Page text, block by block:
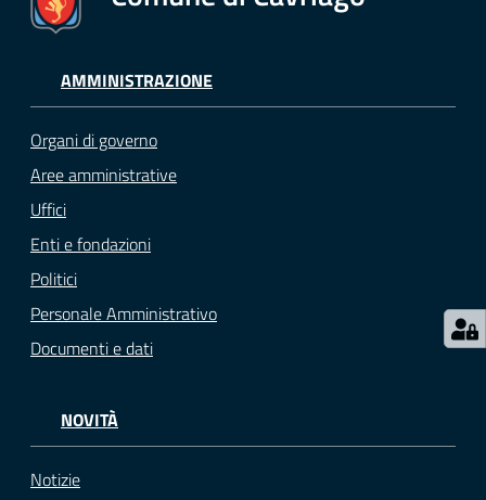
M
t
o
Tutti
gli
argomenti...
Seguici
su
AMMINISTRAZIONE
Organi di governo
Aree amministrative
Uffici
Enti e fondazioni
Politici
Personale Amministrativo
Documenti e dati
NOVITÀ
Notizie